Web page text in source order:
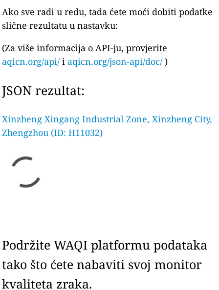
Ako sve radi u redu, tada ćete moći dobiti podatke
slične rezultatu u nastavku:
(Za više informacija o API-ju, provjerite
aqicn.org/api/ i aqicn.org/json-api/doc/ )
JSON rezultat:
Xinzheng Xingang Industrial Zone, Xinzheng City,
Zhengzhou (ID: H11032)
Podržite WAQI platformu podataka
tako što ćete nabaviti svoj monitor
kvaliteta zraka.